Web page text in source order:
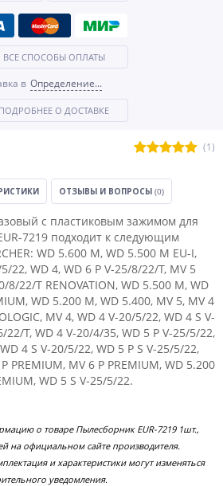
(1)
ВСЕ СПОСОБЫ ОПЛАТЫ
в Определение...
ПОДРОБНЕЕ О ДОСТАВКЕ
ОТЗЫВЫ И ВОПРОСЫ (0)
с пластиковым зажимом для
7219 подходит к следующим
WD 5.600 M, WD 5.500 M EU-I,
22, WD 4, WD 6 P V-25/8/22/T, MV 5
8/22/T RENOVATION, WD 5.500 M, WD
WD 5.200 M, WD 5.400, MV 5, MV 4
MV 4, WD 4 V-20/5/22, WD 4 S V-
22/T, WD 4 V-20/4/35, WD 5 P V-25/5/22,
4 S V-20/5/22, WD 5 P S V-25/5/22,
PREMIUM, MV 6 P PREMIUM, WD 5.200
WD 5 S V-25/5/22.
о товаре Пылесборник EUR-7219 1шт.,
на официальном сайте производителя.
и характеристики могут изменяться
уведомления.